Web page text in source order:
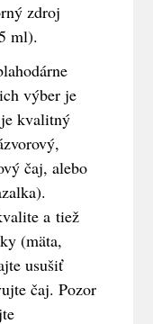
zdroj
ml).
výber je
kvalitný
čaj, alebo
a tiež
(mäta,
usušiť
čaj. Pozor